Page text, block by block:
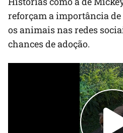
reforçam a importância
os animais nas redes
chances de adoção.